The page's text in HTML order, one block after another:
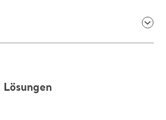
Lösungen